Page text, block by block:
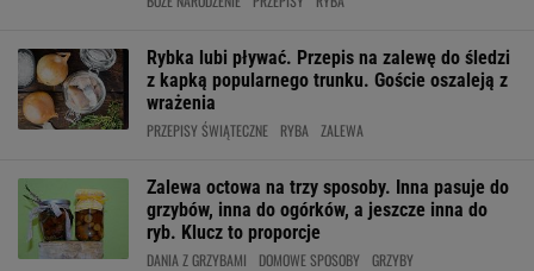
Rybka lubi pływać. Przepis na zalewę do śledzi
z kapką popularnego trunku. Goście oszaleją z
wrażenia
PRZEPISY ŚWIĄTECZNE RYBA ZALEWA
Zalewa octowa na trzy sposoby. Inna pasuje do
grzybów, inna do ogórków, a jeszcze inna do
ryb. Klucz to proporcje
DANIA Z GRZYBAMI DOMOWE SPOSOBY GRZYBY